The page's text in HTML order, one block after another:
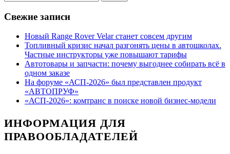
Свежие записи
Новый Range Rover Velar станет совсем другим
Топливный кризис начал разгонять цены в автошколах.
Частные инструкторы уже повышают тарифы
Автотовары и запчасти: почему выгоднее собирать всё в
одном заказе
На форуме «АСП-2026» был представлен продукт
«АВТОПРУФ»
«АСП-2026»: комтранс в поиске новой бизнес-модели
ИНФОРМАЦИЯ ДЛЯ
ПРАВООБЛАДАТЕЛЕЙ